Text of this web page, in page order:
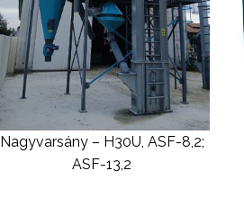
Nagyvarsány – H30U, ASF-8,2;
ASF-13,2